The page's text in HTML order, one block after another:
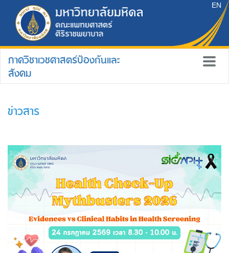
EN
ภาควิชาเวชศาสตร์ป้องกันและ
สังคม
ข่าวสาร